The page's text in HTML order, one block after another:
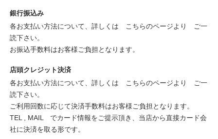
銀行振込み
各お支払い方法について、詳しくは
こちらのページより
ご一
読下さい。
お振込手数料はお客様ご負担となります。
店頭クレジット決済
各お支払い方法について、詳しくは
こちらのページより
ご一
読下さい。
ご利用回数に応じて決済手数料はお客様ご負担となります。
TEL , MAIL でカード情報をご提示頂き、当店から直接カード会
社に決済を取る形です。